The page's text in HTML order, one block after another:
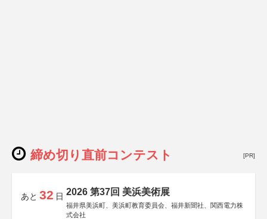
締め切り直前コンテスト [PR]
あと 32 日 2026 第37回 美浜美術展
福井県美浜町、美浜町教育委員会、福井新聞社、関西電力株
式会社